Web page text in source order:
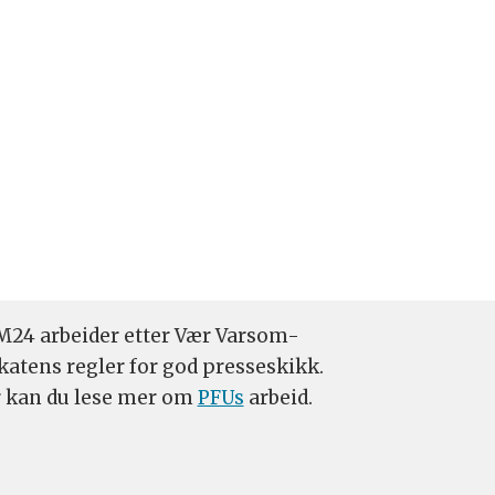
arbeider etter Vær Varsom-
regler for god presseskikk.
kan du lese mer omPFUs arbeid.